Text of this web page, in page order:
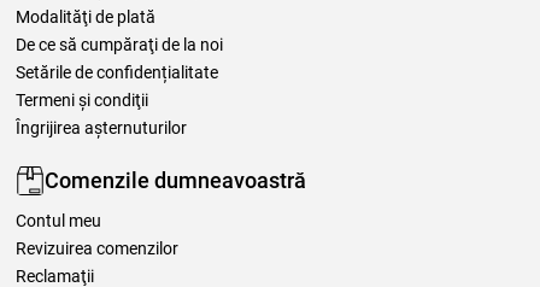
Modalităţi de plată
De ce să cumpăraţi de la noi
Setările de confidențialitate
Termeni şi condiţii
Îngrijirea așternuturilor
Comenzile dumneavoastră
Contul meu
Revizuirea comenzilor
Reclamaţii